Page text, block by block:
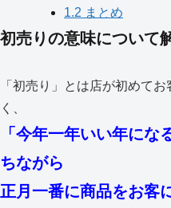
1.2 まとめ
初売りの意味について
「初売り」とは店が初めて
く、
「今年一年いい年に
ちながら
正月一番に商品をお客